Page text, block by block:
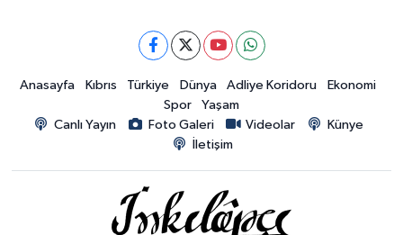
Anasayfa Kıbrıs Türkiye Dünya Adliye Koridoru
Ekonomi
Spor
Yaşam
Canlı Yayın
Foto Galeri Videolar
Künye
İletişim